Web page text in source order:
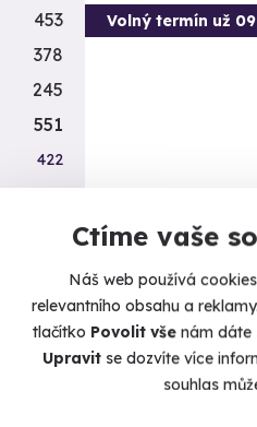
Ctíme vaše
Náš web používá
relevantního obsahu a
tlačítko Povolit vše nám dáte
Upravitse dozvíte více
souhlas
Volný termín už
Tandemový
Vyhlídkový let na křídle.
Krkonoše (Černý
(+ 2 další lokality)
453
378
245
551
422
256
294
450
56